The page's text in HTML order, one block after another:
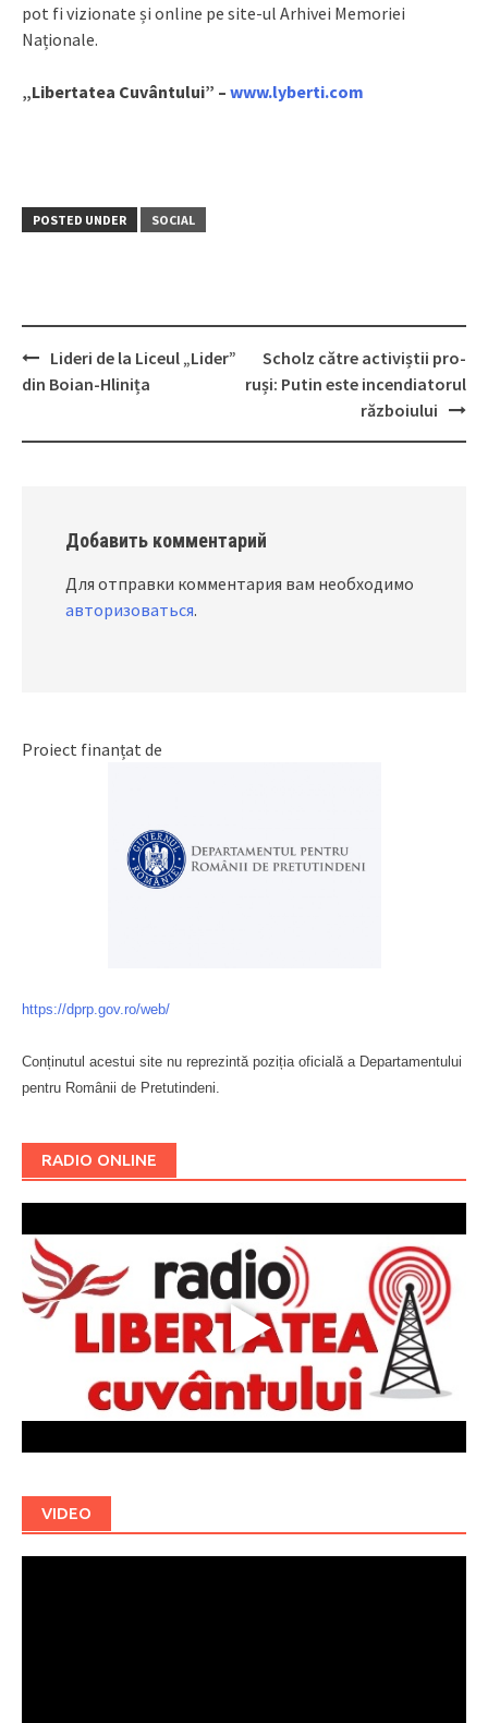
pot fi vizionate și online pe site-ul Arhivei Memoriei
Naționale.
„Libertatea Cuvântului” – www.lyberti.com
POSTED UNDER SOCIAL
Post
Lideri de la Liceul „Lider”
din Boian-Hlinița
Scholz către activiștii pro-
ruși: Putin este incendiatorul
războiului
Добавить комментарий
Для отправки комментария вам необходимо
авторизоваться.
Proiect finanțat de
https://dprp.gov.ro/web/
Conținutul acestui site nu reprezintă poziția oficială a Departamentului
pentru Românii de Pretutindeni.
RADIO ONLINE
VIDEO